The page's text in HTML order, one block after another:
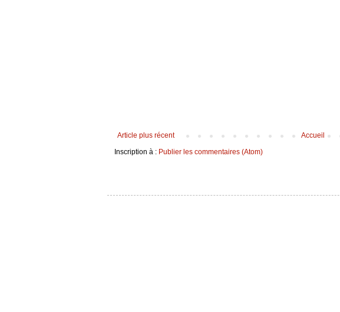
Article plus récent
Accueil
Inscription à : Publier les commentaires (Atom)